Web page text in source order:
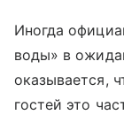
Иногда
воды» в
оказывается,
гостей это